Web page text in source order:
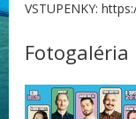
VSTUPENKY:
Fotogaléria